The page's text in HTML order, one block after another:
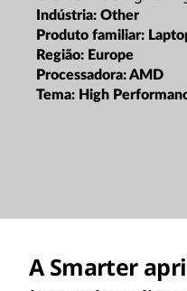
Indústria: Other
Produto familiar:
Região: Europe
Processadora:AMD
Tema: High
A Smarter